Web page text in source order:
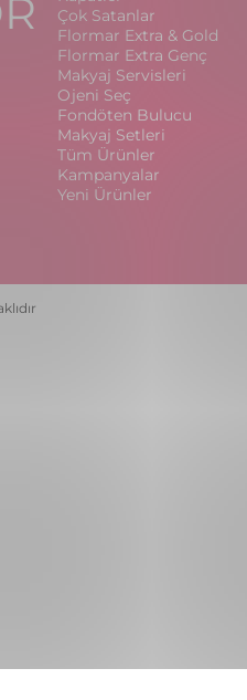
Çok Satanlar
Flormar Extra & Gold
Flormar Extra Genç
Makyaj Servisleri
Ojeni Seç
Fondöten Bulucu
Makyaj Setleri
Tüm Ürünler
Kampanyalar
Yeni Ürünler